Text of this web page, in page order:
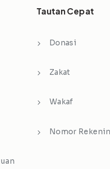
Tautan Cepat
Donasi
Zakat
Wakaf
Nomor